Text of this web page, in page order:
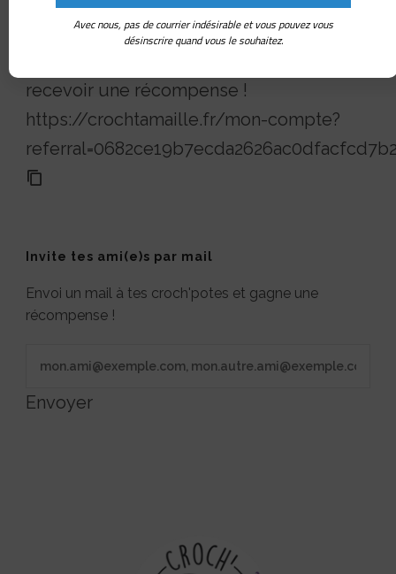
Partage ton lien de référence pour inviter
recevoir une récompense !
https://crochtamaille.fr/mon-compte?
Invite tes ami(e)s par mail
Envoi un mail à tes croch'potes et gagne une
récompense !
Envoyer
Avec nous, pas de courrier indésirable et vous pouvez vous
désinscrire quand vous le souhaitez.